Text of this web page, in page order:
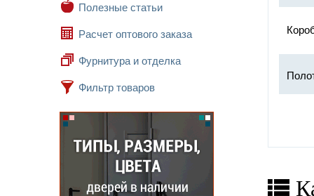
Полезные статьи
Расчет оптового заказа
Фурнитура и отделка
Фильтр товаров